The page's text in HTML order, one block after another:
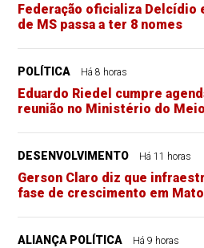
Federação oficializa Delcídio
de MS passa a ter 8 nomes
POLÍTICA Há 8 horas
Eduardo Riedel cumpre
reunião no Ministério do
DESENVOLVIMENTO Há 11 horas
Gerson Claro diz que
fase de crescimento em Mato
ALIANÇA POLÍTICA Há 9 horas